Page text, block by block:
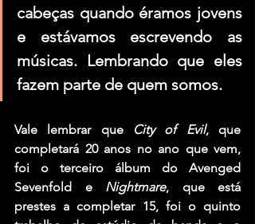
cabeças quando éramos jovens
e estávamos escrevendo as
músicas. Lembrando que eles
fazem parte de quem somos.
Vale lembrar que City of Evil, que
completará 20 anos no ano que vem,
foi o terceiro álbum do Avenged
Sevenfold e Nightmare, que está
prestes a completar 15, foi o quinto